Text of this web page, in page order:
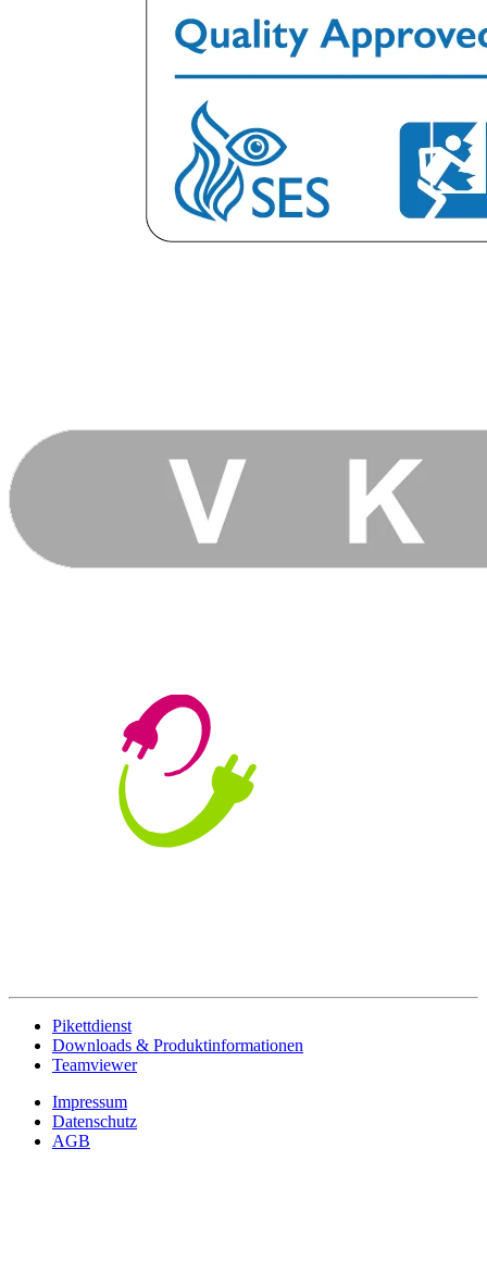
Pikettdienst
Downloads & Produktinformationen
Teamviewer
Impressum
Datenschutz
AGB